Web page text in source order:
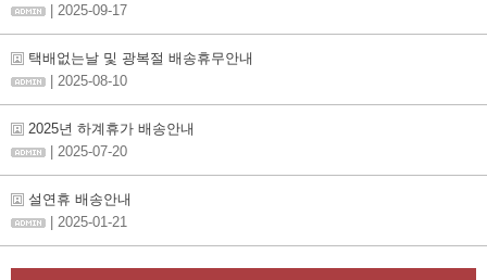
| 2025-09-17
택배없는날 및 광복절 배송휴무안내
| 2025-08-10
2025년 하계휴가 배송안내
| 2025-07-20
설연휴 배송안내
| 2025-01-21